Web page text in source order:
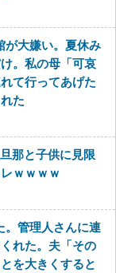
が大嫌い。夏休み
。私の母「可哀
て行ってあげた
た
那と子供に見限
ｗｗｗｗ
。管理人さんに連
れた。夫「その
を大きくすると